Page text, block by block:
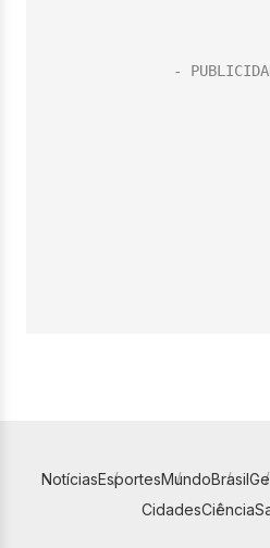
NotíciasEsportesMundoBrasil
CidadesCiência